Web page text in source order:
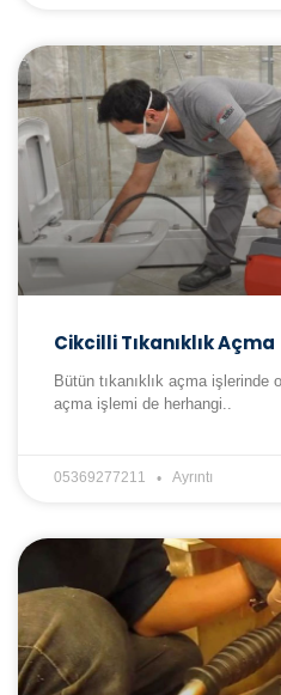
Cikcilli Tıkanıklık Açma
Bütün tıkanıklık açma işlerinde
açma işlemi de herhangi..
05369277211 Ayrıntı